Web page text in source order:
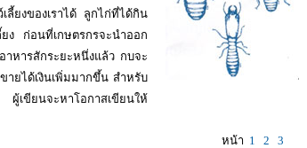
ลี้ยงของเราได้ ลูกไก่ที่ได้กิน
ยง ก่อนที่เกษตรกรจะนำออก
หารสักระยะหนึ่งแล้ว กบจะ
ายได้เงินเพิ่มมากขึ้น สำหรับ
เขียนจะหาโอกาสเขียนให้
หน้า 1 2 3